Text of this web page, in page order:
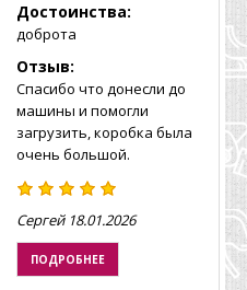
Достоинства:
доброта
Отзыв:
Спасибо что донесли до
машины и помогли
загрузить, коробка была
очень большой.
Сергей 18.01.2026
ПОДРОБНЕЕ